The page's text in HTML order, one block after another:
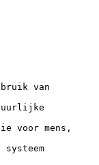
van
voor mens,